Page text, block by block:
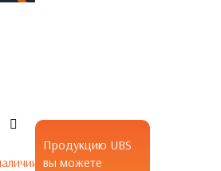
Продукцию UBS
вы можете